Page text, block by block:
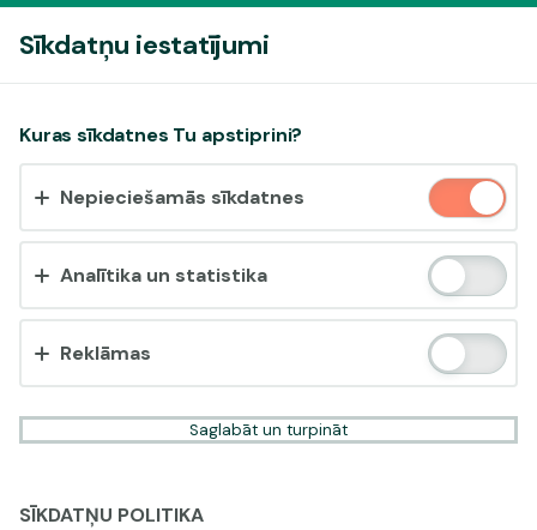
Vai pieņemt sīkdatnes?
Šī vietne izmanto 3 dažādu veidu sīkdatnes: obligāti
nepieciešamās, analītikas un statistikas, reklāmas.
Apstiprināt visu
Sīkdatņu iestatījumi
Kuras sīkdatnes Tu apstiprini?
Nepieciešamās sīkdatnes
Analītika un statistika
Reklāmas
Saglabāt un turpināt
SĪKDATŅU POLITIKA